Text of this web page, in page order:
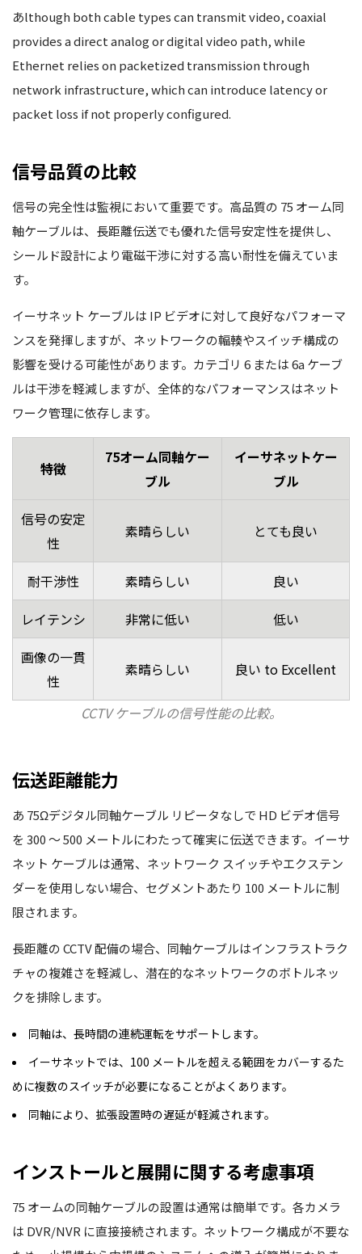
あlthough both cable types can transmit video, coaxial
provides a direct analog or digital video path, while
Ethernet relies on packetized transmission through
network infrastructure, which can introduce latency or
packet loss if not properly configured.
信号品質の比較
信号の完全性は監視において重要です。高品質の 75 オーム同
軸ケーブルは、長距離伝送でも優れた信号安定性を提供し、
シールド設計により電磁干渉に対する高い耐性を備えていま
す。
イーサネット ケーブルは IP ビデオに対して良好なパフォーマ
ンスを発揮しますが、ネットワークの輻輳やスイッチ構成の
影響を受ける可能性があります。カテゴリ 6 または 6a ケーブ
ルは干渉を軽減しますが、全体的なパフォーマンスはネット
ワーク管理に依存します。
CCTV ケーブルの信号性能の比較。
特徴
75オーム同軸ケー
ブル
イーサネットケー
ブル
信号の安定
性
素晴らしい とても良い
耐干渉性 素晴らしい
良い
レイテンシ
非常に低い
低い
画像の一貫
性
素晴らしい 良い to Excellent
伝送距離能力
あ 75Ωデジタル同軸ケーブル リピータなしで HD ビデオ信号
を 300 ～ 500 メートルにわたって確実に伝送できます。イーサ
ネット ケーブルは通常、ネットワーク スイッチやエクステン
ダーを使用しない場合、セグメントあたり 100 メートルに制
限されます。
長距離の CCTV 配備の場合、同軸ケーブルはインフラストラク
チャの複雑さを軽減し、潜在的なネットワークのボトルネッ
クを排除します。
同軸は、長時間の連続運転をサポートします。
イーサネットでは、100 メートルを超える範囲をカバーするた
めに複数のスイッチが必要になることがよくあります。
同軸により、拡張設置時の遅延が軽減されます。
インストールと展開に関する考慮事項
75 オームの同軸ケーブルの設置は通常は簡単です。各カメラ
は DVR/NVR に直接接続されます。ネットワーク構成が不要な